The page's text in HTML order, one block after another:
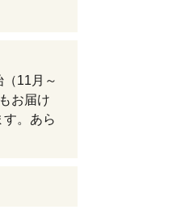
11月～
お届け
。あら